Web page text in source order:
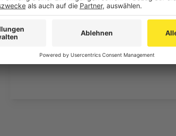
• Donnerstagnacht (9./10.11.), von 18 bis
in Fahrtrichtung Köln zwischen den
Spuren zur Verfügung.
Anzeige